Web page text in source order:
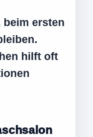
ersten
hilft oft